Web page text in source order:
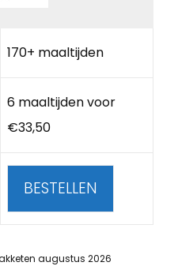
170+ maaltijden
6 maaltijden voor
€33,50
BESTELLEN
augustus 2026